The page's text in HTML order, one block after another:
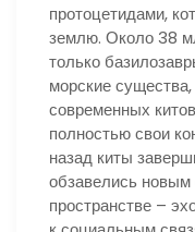
протоцетидами,
землю. Около 38
только
морские
современных
полностью свои
назад киты
обзавелись
пространстве –